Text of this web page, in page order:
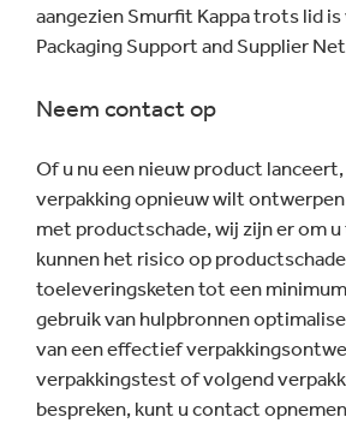
aangezien Smurfit Kappa trots lid is
Packaging Support and Supplier
Neem contact op
Of u nu een nieuw product
verpakking opnieuw wilt
met productschade, wij zijn er om u
kunnen het risico op
toeleveringsketen tot een
gebruik van hulpbronnen
van een effectief
verpakkingstest of volgend
bespreken, kunt u contact